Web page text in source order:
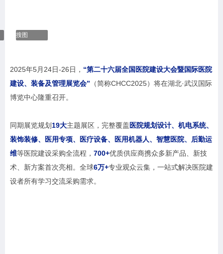
搜图
2025年5月24日-26日， “第二十六届全国医院建设大会暨国际医院
建设、装备及管理展览会” （简称CHCC2025）将在湖北·武汉国际
博览中心隆重召开。
同期展览规划19大主题展区，完整覆盖医院规划设计、机电系统、
装饰装修、医用专项、医疗设备、医用机器人、智慧医院、后勤运
维等医院建设采购全流程， 700+优质供应商携众多新产品、新技
术、新方案首次亮相。全球6万+专业观众云集，一站式解决医院建
设者所有学习交流采购需求。